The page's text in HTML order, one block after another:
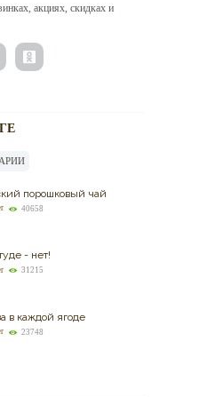
акциях, скидках и
порошковый чай
40658
- нет!
31215
в каждой ягоде
23748